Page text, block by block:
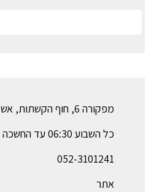
מפקורה 6, חוף הקשתות, אשדוד
כל השבוע 06:30 עד החשכה
052-3101241
אתר